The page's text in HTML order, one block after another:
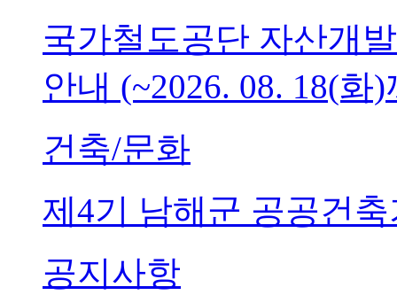
국가철도공단 자산개
안내 (~2026. 08. 18(화
건축/문화
제4기 남해군 공공건
공지사항